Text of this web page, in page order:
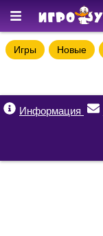
Игры Новые
Информация